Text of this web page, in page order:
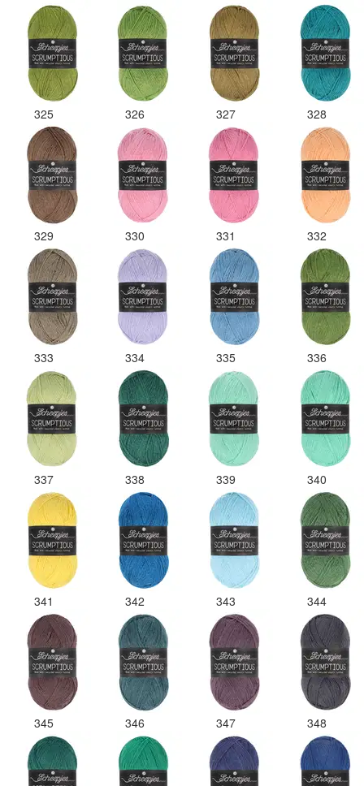
325 326 327 328
329 330 331 332
333 334 335 336
337 338 339 340
341 342 343 344
345 346 347 348